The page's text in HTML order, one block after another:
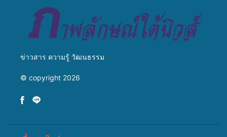
ข่าวสาร ความรู้ วัฒนธรรม
© copyright 2026